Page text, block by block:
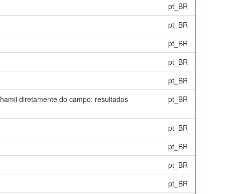
pt_BR
pt_BR
pt_BR
pt_BR
pt_BR
diretamente do campo: resultados
pt_BR
pt_BR
pt_BR
pt_BR
pt_BR